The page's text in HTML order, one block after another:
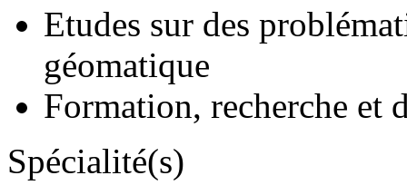
Etudes sur des
géomatique
Formation, recherche et
Spécialité(s)